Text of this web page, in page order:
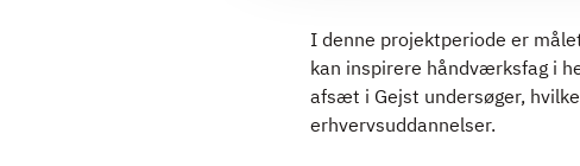
I denne projektperiode er
kan inspirere håndværksfag i
afsæt i Gejst undersøger,
erhvervsuddannelser.